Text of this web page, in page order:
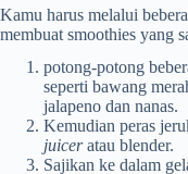
Kamu harus melalui
membuat smoothies yang
potong-potong
seperti bawang
jalapeno dan nanas.
Kemudian peras
juiceratau blender.
Sajikan ke dalam